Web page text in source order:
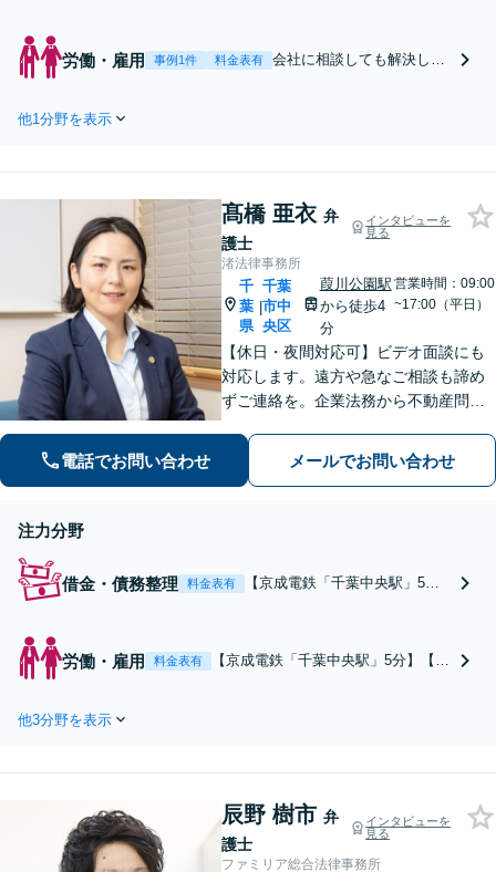
類問わずお任せください。示
談交渉や身柄解放へ向け、元
労働・雇用 事例1件 料金表有
会社に相談しても解決しな
あなたの平穏な日常を取り
気軽にご連絡ください。
【事前予約で休日・夜間面
談可】
他1分野を表示
髙橋 亜衣 弁
護士
インタビューを
見る
渚法律事務所
千
葉
県
|
千葉
市中
央区
葭川公園駅
から徒歩4
分
営業時間：09:00
~17:00（平日）
【休日・夜間対応可】ビデオ面談にも
対応します。遠方や急なご相談も諦め
ずご連絡を。企業法務から不動産問
金・債務整理など、オールラウンドに
対応します。特に労働関係の実績は豊
電話でお問い合わせ メールでお問い合わせ
注力分野
借金・債務整理 料金表有
【京成電鉄「千葉中央駅」5
道筋をご提示いたします。自己
破産／個人再生／任意整理。債
労働・雇用 料金表有
【京成電鉄「千葉中央駅」5分】【労
せください【休日・夜間・オンライ
他3分野を表示
辰野 樹市 弁
護士
インタビューを
見る
ファミリア総合法律事務所